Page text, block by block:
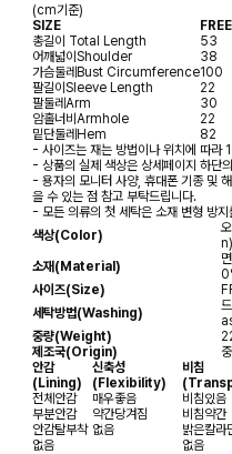
(cm기준)
SIZE
FREE
총길이 Total Length
53
어깨넓이Shoulder
38
가슴둘레Bust Circumference100
팔길이Sleeve Length
22
팔둘레Arm
30
암홀너비Armhole
22
밑단둘레Hem
82
- 사이즈는 재는 방법이나 위치에 따라
- 상품의 실제 색상은 상세페이지 하단
- 용자의 모니터 사양, 휴대폰 기종 및
을 수 있는 점 참고 부탁드립니다.
- 모든 의류의 첫 세탁은 소재 변형 방
색상(Color)
n)
소재(Material)
사이즈(Size)
세탁방법(Washing)
중량(Weight)
제조국(Origin)
안감
(Lining)
신축성
(Flexibility)
비침
전체안감
매우좋음 비침있음
부분안감
약간당겨짐 비침약간
안감탈부착 없음 밝은칼라
없음
없음